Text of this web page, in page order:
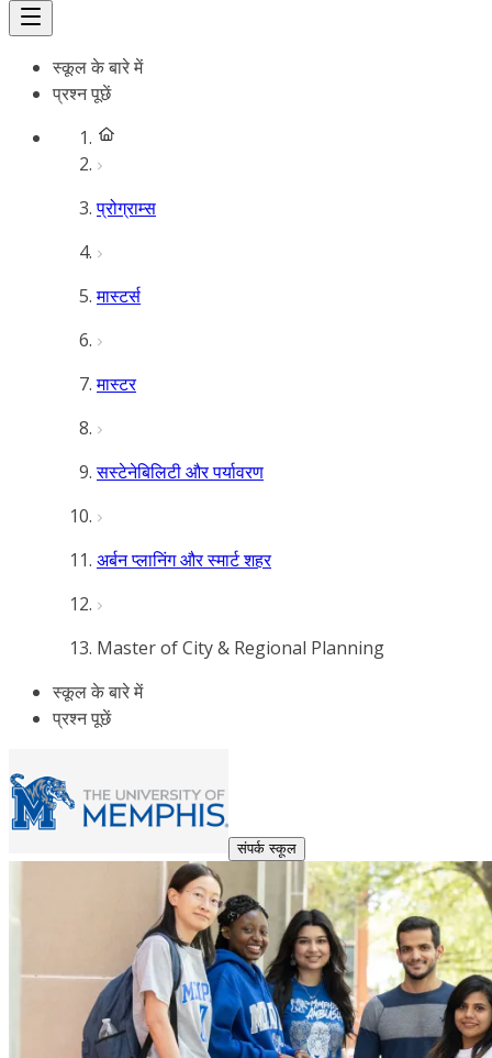
स्कूल के बारे में
प्रश्न पूछें
प्रोग्राम्स
मास्टर्स
मास्टर
सस्टेनेबिलिटी और पर्यावरण
अर्बन प्लानिंग और स्मार्ट शहर
Master of City & Regional Planning
स्कूल के बारे में
प्रश्न पूछें
संपर्क स्कूल